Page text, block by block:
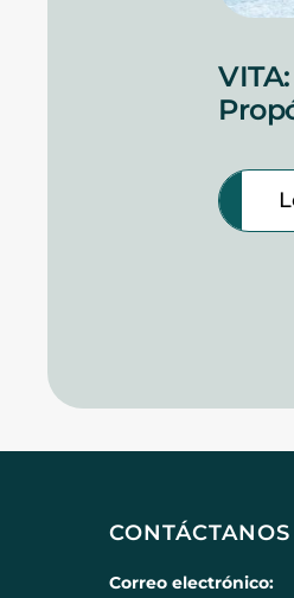
CONTÁCTANOS
Correo electrónico: